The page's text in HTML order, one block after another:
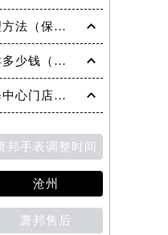
萧邦表壳割手处理方法（保养与修复技巧指南）
萧邦在三十年前卖多少钱（名表价格变迁的历史洞察）
萧邦手表售后维修中心门店地址
邦手表调整时间
沧州
萧邦售后